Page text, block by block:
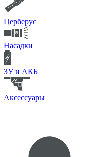
Церберус
Насадки
ЗУ и АКБ
Аксессуары